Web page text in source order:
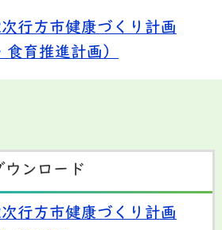
行方市健康づくり計画
食育推進計画）
ウンロード
次行方市健康づくり計画